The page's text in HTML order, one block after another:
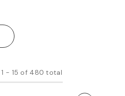
1 - 15 of 480 total